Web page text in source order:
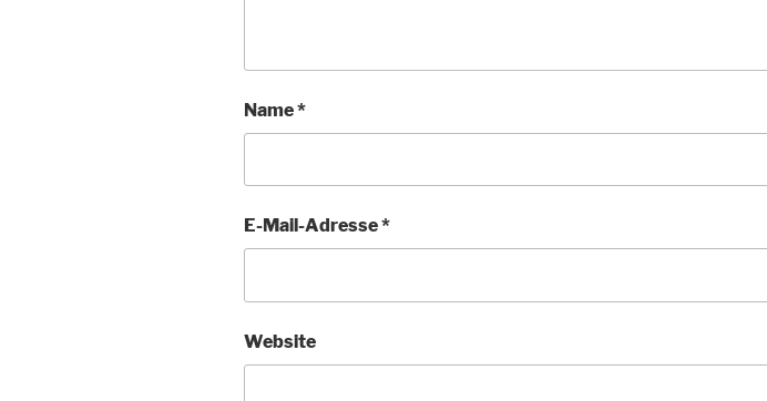
Name*
E-Mail-Adresse*
Website